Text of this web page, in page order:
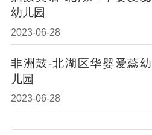
幼儿园
2023-06-28
非洲鼓-北湖区华婴爱蕊幼
儿园
2023-06-28